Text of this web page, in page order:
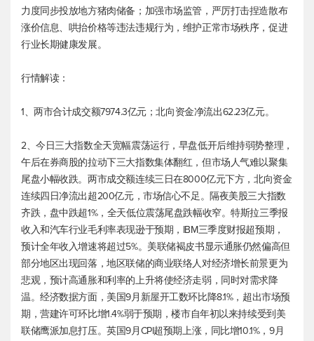
力度同步投放地方猪肉储备；加强市场监管，严厉打击捏造散布
涨价信息、哄抬价格等违法违规行为，维护正常市场秩序，促进
行业长期健康发展。
行情解读：
1、两市合计成交额7974.3亿元；北向资金净流出62.23亿元。
2、今日三大指数全天宽幅震荡运行，早盘低开后维持弱势整理，
午后在券商股的拉动下三大指数集体翻红，但市场人气难以聚集
尾盘小幅收跌。两市成交额连续三日在8000亿元下方，北向资金
连续四日净流出超200亿元，市场信心不足。隔夜美股三大指数
齐跌，盘中跌超1%，全天低位震荡尾盘跌幅收窄。特斯拉三季报
收入和汽车行业毛利率表现逊于预期，IBM三季度财报超预期，
预计全年收入增速将超过5%。美联储褐皮书显示通胀仍然偏高但
部分地区出现回落，地区联储的商业联络人对经济增长前景更为
悲观，预计高通胀和利率的上升将使经济走弱，同时对需求降
温。经济数据方面，美国9月新屋开工数环比降8.1%，超出市场预
期，营建许可环比增1.4%弱于预期，楼市自年初以来持续受到美
联储鹰派加息打压。英国9月CPI超预期上涨，同比增10.1%，9月